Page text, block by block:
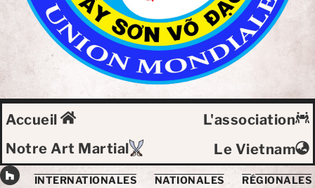
Accueil
L'association
Notre Art Martial
Le Vietnam
INTERNATIONALES NATIONALES
RÉGIONALES